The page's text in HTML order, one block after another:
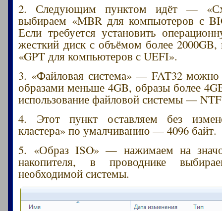
2. Следующим пунктом идёт —
выбираем «MBR для компьютеров с
Если требуется установить
жесткий диск с объёмом более
«GPT для компьютеров с UEFI».
3. «Файловая система» — FAT32 можно
образами меньше 4GB, образы более
использование файловой системы —
4. Этот пункт оставляем без
кластера» по умалчиванию — 4096 байт.
5. «Образ ISO» — нажимаем на
накопителя, в проводнике
необходимой системы.